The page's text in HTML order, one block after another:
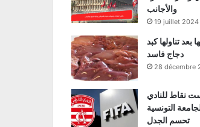
والأجانب
19 juillet 2024
بعد تناولها كبد
دجاج فاسد
28 décembre
نقاط للنادي
التونسية
تحسم الجدل